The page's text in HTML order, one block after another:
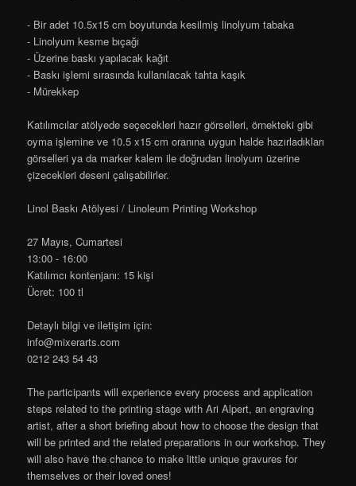
- Bir adet 10.5x15 cm boyutunda kesilmiş linolyum tabaka
- Linolyum kesme bıçağı
- Üzerine baskı yapılacak kağıt
- Baskı işlemi sırasında kullanılacak tahta kaşık
- Mürekkep
Katılımcılar atölyede seçecekleri hazır görselleri, örnekteki gibi
oyma işlemine ve 10.5 x15 cm oranına uygun halde hazırladıkları
görselleri ya da marker kalem ile doğrudan linolyum üzerine
çizecekleri deseni çalışabilirler.
Linol Baskı Atölyesi / Linoleum Printing Workshop
27 Mayıs, Cumartesi
13:00 - 16:00
Katılımcı kontenjanı: 15 kişi
Ücret: 100 tl
Detaylı bilgi ve iletişim için:
info@mixerarts.com
0212 243 54 43
The participants will experience every process and application
steps related to the printing stage with Ari Alpert, an engraving
artist, after a short briefing about how to choose the design that
will be printed and the related preparations in our workshop. They
will also have the chance to make little unique gravures for
themselves or their loved ones!